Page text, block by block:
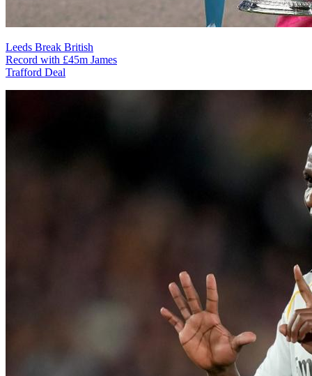
Leeds Break British
Record with £45m James
Trafford Deal